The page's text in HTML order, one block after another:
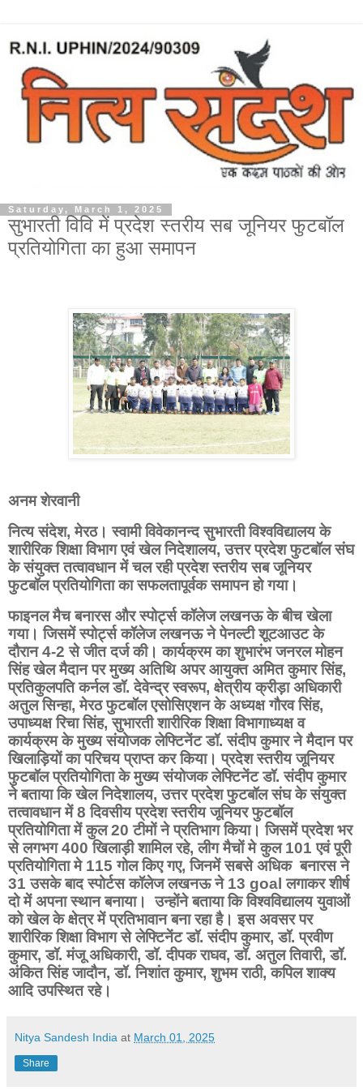
Saturday, March 1, 2025
सुभारती विवि में प्रदेश स्तरीय सब जूनियर फुटबॉल
प्रतियोगिता का हुआ समापन
अनम शेरवानी
नित्य संदेश,मेरठ। स्वामी विवेकानन्द सुभारती विश्वविद्यालय के
शारीरिक शिक्षा विभाग एवं खेल निदेशालय, उत्तर प्रदेश फुटबॉल संघ
के संयुक्त तत्वावधान में चल रही प्रदेश स्तरीय सब जूनियर
फुटबॉल प्रतियोगिता का सफलतापूर्वक समापन हो गया।
फाइनल मैच बनारस और स्पोर्ट्स कॉलेज लखनऊ के बीच खेला
गया। जिसमें स्पोर्ट्स कॉलेज लखनऊ ने पेनल्टी शूटआउट के
दौरान 4-2 से जीत दर्ज की। कार्यक्रम का शुभारंभ जनरल मोहन
सिंह खेल मैदान पर मुख्य अतिथि अपर आयुक्त अमित कुमार सिंह,
प्रतिकुलपति कर्नल डॉ. देवेन्द्र स्वरूप, क्षेत्रीय क्रीड़ा अधिकारी
अतुल सिन्हा, मेरठ फुटबॉल एसोसिएशन के अध्यक्ष गौरव सिंह,
उपाध्यक्ष रिचा सिंह, सुभारती शारीरिक शिक्षा विभागाध्यक्ष व
कार्यक्रम के मुख्य संयोजक लेफ्टिनेंट डॉ. संदीप कुमार ने मैदान पर
खिलाड़ियों का परिचय प्राप्त कर किया। प्रदेश स्तरीय जूनियर
फुटबॉल प्रतियोगिता के मुख्य संयोजक लेफ्टिनेंट डॉ. संदीप कुमार
ने बताया कि खेल निदेशालय, उत्तर प्रदेश फुटबॉल संघ के संयुक्त
तत्वावधान में 8 दिवसीय प्रदेश स्तरीय जूनियर फुटबॉल
प्रतियोगिता में कुल 20 टीमों ने प्रतिभाग किया। जिसमें प्रदेश भर
से लगभग 400 खिलाड़ी शामिल रहे, लीग मैचों मे कुल 101 एवं पूरी
प्रतियोगिता मे 115 गोल किए गए, जिनमें सबसे अधिक बनारस ने
31 उसके बाद स्पोर्टस कॉलेज लखनऊ ने 13 goal लगाकर शीर्ष
दो में अपना स्थान बनाया।
उन्होंने बताया कि विश्वविद्यालय युवाओं
को खेल के क्षेत्र में प्रतिभावान बना रहा है। इस अवसर पर
शारीरिक शिक्षा विभाग से लेफ्टिनेंट डॉ. संदीप कुमार, डॉ. प्रवीण
कुमार, डॉ. मंजू अधिकारी, डॉ. दीपक राघव, डॉ. अतुल तिवारी, डॉ.
अंकित सिंह जादौन, डॉ. निशांत कुमार, शुभम राठी, कपिल शाक्य
आदि उपस्थित रहे।
Nitya Sandesh India at March 01, 2025
Share